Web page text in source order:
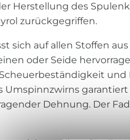
Herstellung des
zurückgegriffen.
sich auf allen Stoffen
oder Seide
und
Umspinnzwirns
Dehnung. Der